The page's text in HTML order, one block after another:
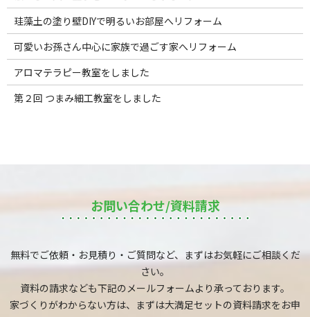
珪藻土の塗り壁DIYで明るいお部屋へリフォーム
可愛いお孫さん中心に家族で過ごす家へリフォーム
アロマテラピー教室をしました
第２回 つまみ細工教室をしました
お問い合わせ/資料請求
無料でご依頼・お見積り・ご質問など、まずはお気軽にご相談くだ
さい。
資料の請求なども下記のメールフォームより承っております。
家づくりがわからない方は、まずは大満足セットの資料請求をお申